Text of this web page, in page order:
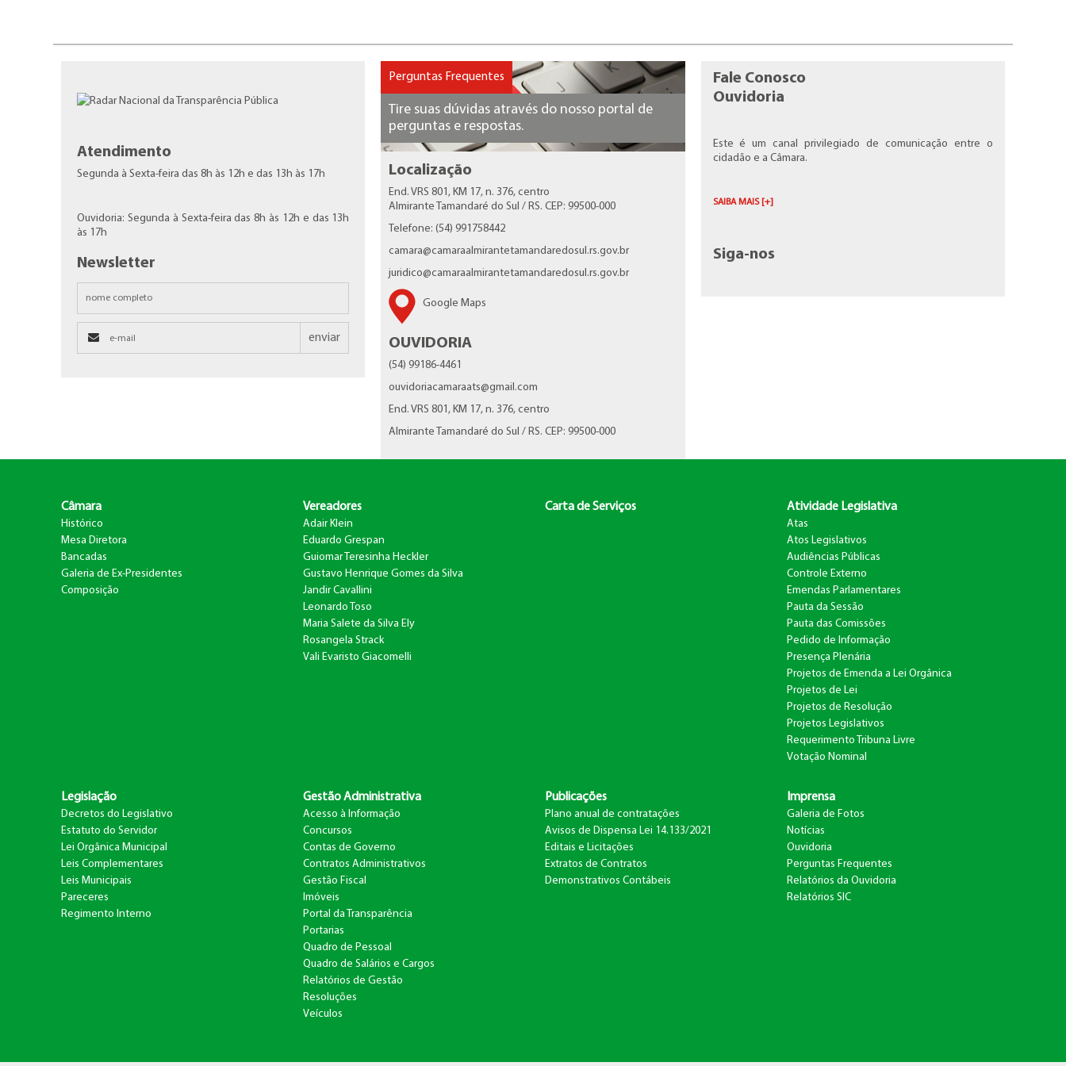
Atendimento
Segunda à Sexta-feira das 8h às 12h e das 13h às 17h
Ouvidoria: Segunda à Sexta-feira das 8h às 12h e das 13h
às 17h
Newsletter
enviar
Perguntas Frequentes
Tire suas dúvidas através do nosso portal de
perguntas e respostas.
Localização
End. VRS 801, KM 17, n. 376, centro
Almirante Tamandaré do Sul / RS. CEP: 99500-000
Telefone: (54) 991758442
camara@camaraalmirantetamandaredosul.rs.gov.br
juridico@camaraalmirantetamandaredosul.rs.gov.br
Google Maps
OUVIDORIA
(54) 99186-4461
ouvidoriacamaraats@gmail.com
End. VRS 801, KM 17, n. 376, centro
Almirante Tamandaré do Sul / RS. CEP: 99500-000
Fale Conosco
Ouvidoria
Este é um canal privilegiado de comunicação entre o
cidadão e a Câmara.
SAIBA MAIS [+]
Siga-nos
Câmara
Histórico
Mesa Diretora
Bancadas
Galeria de Ex-Presidentes
Composição
Vereadores
Adair Klein
Eduardo Grespan
Guiomar Teresinha Heckler
Gustavo Henrique Gomes da Silva
Jandir Cavallini
Leonardo Toso
Maria Salete da Silva Ely
Rosangela Strack
Vali Evaristo Giacomelli
Carta de Serviços Atividade Legislativa
Atas
Atos Legislativos
Audiências Públicas
Controle Externo
Emendas Parlamentares
Pauta da Sessão
Pauta das Comissões
Pedido de Informação
Presença Plenária
Projetos de Emenda a Lei Orgânica
Projetos de Lei
Projetos de Resolução
Projetos Legislativos
Requerimento Tribuna Livre
Votação Nominal
Legislação
Decretos do Legislativo
Estatuto do Servidor
Lei Orgânica Municipal
Leis Complementares
Leis Municipais
Pareceres
Regimento Interno
Gestão Administrativa
Acesso à Informação
Concursos
Contas de Governo
Contratos Administrativos
Gestão Fiscal
Imóveis
Portal da Transparência
Portarias
Quadro de Pessoal
Quadro de Salários e Cargos
Relatórios de Gestão
Resoluções
Veículos
Publicações
Plano anual de contratações
Avisos de Dispensa Lei 14.133/2021
Editais e Licitações
Extratos de Contratos
Demonstrativos Contábeis
Imprensa
Galeria de Fotos
Notícias
Ouvidoria
Perguntas Frequentes
Relatórios da Ouvidoria
Relatórios SIC